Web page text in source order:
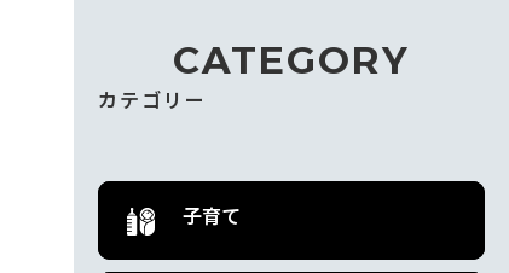
CATEGORY
カテゴリー
子育て